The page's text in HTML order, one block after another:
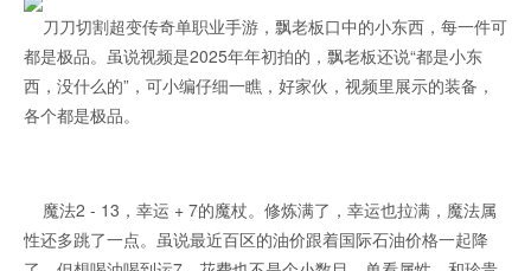
刀刀切割超变传奇单职业手游，飘老板口中的小东西，每一件可
都是极品。虽说视频是2025年年初拍的，飘老板还说“都是小东
西，没什么的”，可小编仔细一瞧，好家伙，视频里展示的装备，
各个都是极品。
魔法2 - 13，幸运 + 7的魔杖。修炼满了，幸运也拉满，魔法属
性还多跳了一点。虽说最近百区的油价跟着国际石油价格一起降